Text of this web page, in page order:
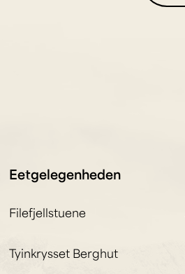
Eetgelegenheden
Filefjellstuene
Tyinkrysset Berghut